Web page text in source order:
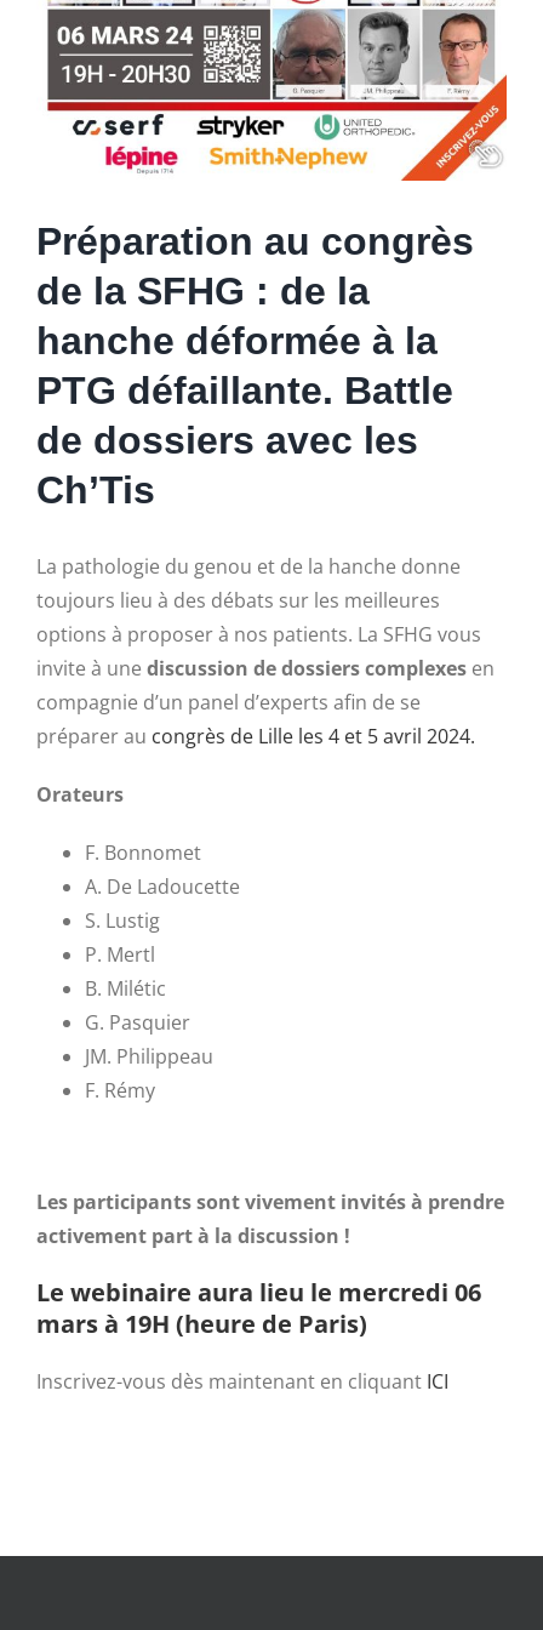
Préparation au congrès
de la SFHG : de la
hanche déformée à la
PTG défaillante. Battle
de dossiers avec les
Ch’Tis
La pathologie du genou et de la hanche donne
toujours lieu à des débats sur les meilleures
options à proposer à nos patients. La SFHG vous
invite à une discussion de dossiers complexes en
compagnie d’un panel d’experts afin de se
préparer au congrès de Lille les 4 et 5 avril 2024.
Orateurs
F. Bonnomet
A. De Ladoucette
S. Lustig
P. Mertl
B. Milétic
G. Pasquier
JM. Philippeau
F. Rémy
Les participants sont vivement invités à prendre
activement part à la discussion !
Le webinaire aura lieu le mercredi 06
mars à 19H (heure de Paris)
Inscrivez-vous dès maintenant en cliquant ICI